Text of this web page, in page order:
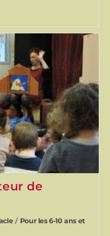
de
/ Pour les 6-10 ans et